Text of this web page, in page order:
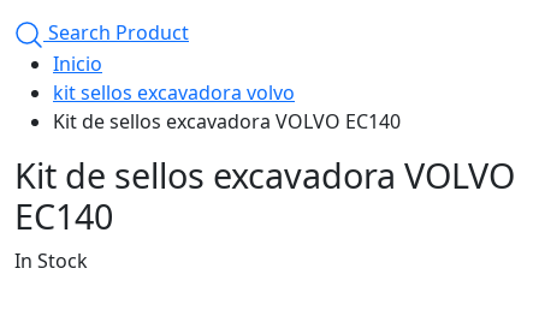
Search Product
Inicio
kit sellos excavadora volvo
Kit de sellos excavadora VOLVO EC140
Kit de sellos excavadora VOLVO
EC140
In Stock